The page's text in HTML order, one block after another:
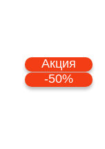
Акция
-50%